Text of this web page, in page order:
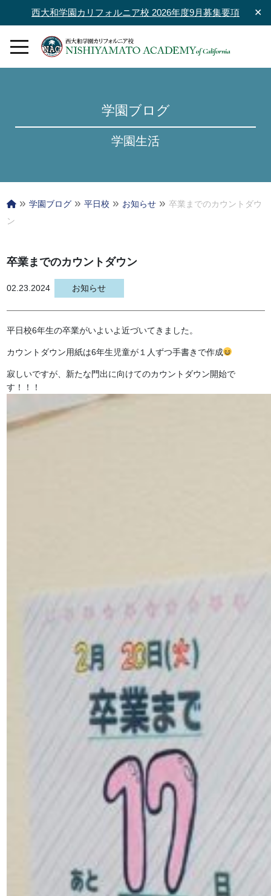
西大和学園カリフォルニア校 2026年度9月募集要項 ✕
学園ブログ
学園生活
» 学園ブログ» 平日校 » お知らせ» 卒業までのカウントダウ
ン
卒業までのカウントダウン
02.23.2024 お知らせ
平日校6年生の卒業がいよいよ近づいてきました。
カウントダウン用紙は6年生児童が１人ずつ手書きで作成
寂しいですが、新たな門出に向けてのカウントダウン開始で
す！！！